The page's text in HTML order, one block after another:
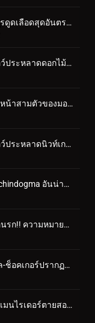
ตอนที่ 74 อสูรดูดเลือดสุดอันตราย!! โชคดี ทีมไรเดอร์บอย
ตอนที่ 75 สัตว์ประหลาดดอกไม้พิษ Roseranga - ความลับของบ้านแห่งความหวาดกลัว
ตอนที่ 76 หัวหน้าสามตัวของมอนสเตอร์เจเนอเรเตอร์ มังกรทะเล!!
ตอนที่ 77 สัตว์ประหลาดนิวท์เกธ ดวลกันที่ฟาร์มแห่งนรก!!
ตอนที่ 78 Urchindogma อันน่าสะพรึงกลัว + สัตว์ประหลาด Phantom
ตอนที่ 79 ทูตนรก!! ความหมายที่แท้จริงของความกลัว?
ตอนที่ 80 เจล-ช็อคเกอร์ปรากฏตัว! วันสุดท้ายของคาเมนไรเดอร์!
ตอนที่ 81 คาเมนไรเดอร์ตายสองครั้ง!